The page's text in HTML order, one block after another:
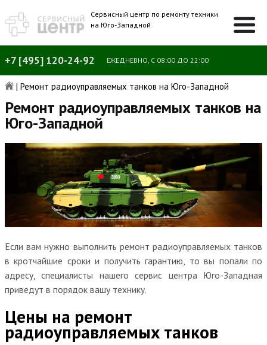
Сервисный центр по ремонту техники
на Юго-Западной
+7 [495] 120-24-92 ЕЖЕДНЕВНО, С 08:00 ДО 22:00
| Ремонт радиоуправляемых танков на Юго-Западной
Ремонт радиоуправляемых танков на
Юго-Западной
Если вам нужно выполнить ремонт радиоуправляемых танков
в кротчайшие сроки и получить гарантию, то вы попали по
адресу, специалисты нашего сервис центра Юго-Западная
приведут в порядок вашу технику.
Цены на ремонт
радиоуправляемых танков